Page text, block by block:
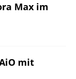
Max im
mit